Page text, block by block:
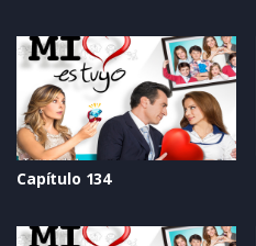
Capítulo 134